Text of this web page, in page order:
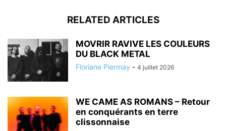
RELATED ARTICLES
MOVRIR RAVIVE LES COULEURS
DU BLACK METAL
Floriane Piermay - 4 juillet 2026
WE CAME AS ROMANS – Retour
en conquérants en terre
clissonnaise